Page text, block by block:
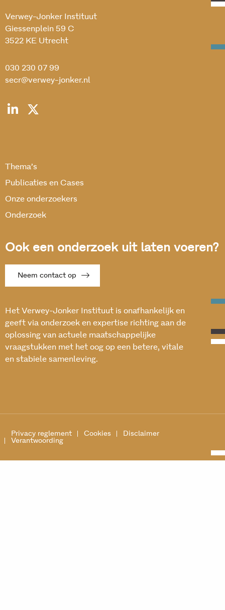
Verwey-Jonker Instituut
Giessenplein 59 C
3522 KE Utrecht
030 230 07 99
secr@verwey-jonker.nl
Thema’s
Publicaties en Cases
Onze onderzoekers
Onderzoek
Ook een onderzoek uit laten voeren?
Neem contact op
Het Verwey-Jonker Instituut is onafhankelijk en
geeft via onderzoek en expertise richting aan de
oplossing van actuele maatschappelijke
vraagstukken met het oog op een betere, vitale
en stabiele samenleving.
Privacy reglement Cookies
Disclaimer
Verantwoording